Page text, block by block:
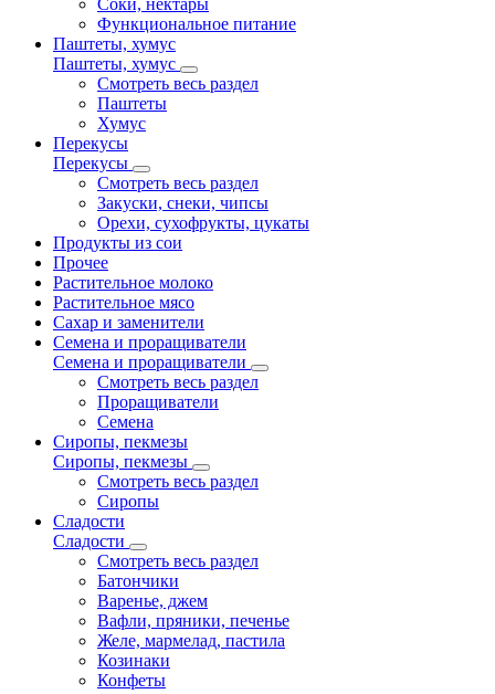
Соки, нектары
Функциональное питание
Паштеты, хумус
Паштеты, хумус
Смотреть весь раздел
Паштеты
Хумус
Перекусы
Перекусы
Смотреть весь раздел
Закуски, снеки, чипсы
Орехи, сухофрукты, цукаты
Продукты из сои
Прочее
Растительное молоко
Растительное мясо
Сахар и заменители
Семена и проращиватели
Семена и проращиватели
Смотреть весь раздел
Проращиватели
Семена
Сиропы, пекмезы
Сиропы, пекмезы
Смотреть весь раздел
Сиропы
Сладости
Сладости
Смотреть весь раздел
Батончики
Варенье, джем
Вафли, пряники, печенье
Желе, мармелад, пастила
Козинаки
Конфеты